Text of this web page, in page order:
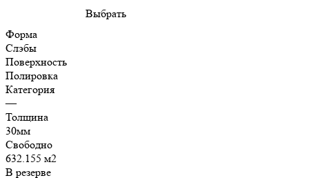
Выбрать
Форма
Слэбы
Поверхность
Полировка
Категория
—
Толщина
30мм
Свободно
632.155 м2
В резерве